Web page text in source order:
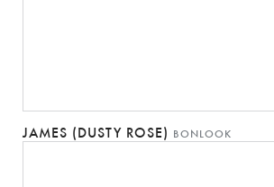
JAMES (DUSTY ROSE) BONLOOK